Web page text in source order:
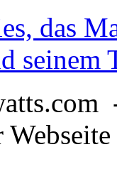
das
seinem